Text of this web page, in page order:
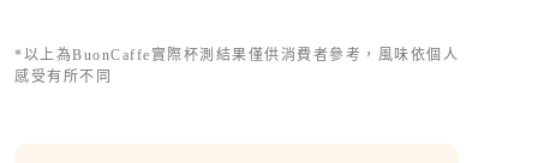
*以上為BuonCaffe實際杯測結果僅供消費者參考，風味依個人
感受有所不同